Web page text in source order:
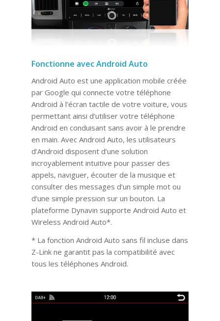
Fonctionne avec Android Auto
Android Auto est une application mobile créée
par Google qui connecte votre téléphone
Android à l’écran tactile de votre voiture, vous
permettant ainsi d’utiliser votre téléphone
Android en conduisant sans avoir à le prendre
en main. Avec Android Auto, les utilisateurs
d’Android disposent d’une solution
incroyablement intuitive pour passer des
appels, naviguer, écouter de la musique et
consulter des messages d’un simple mot ou
d’une simple pression sur un bouton. La
plateforme Dynavin supporte Android Auto et
Wireless Android Auto*.
* La fonction Android Auto sans fil incluse dans
Z-Link ne garantit pas la compatibilité avec
tous les téléphones Android.